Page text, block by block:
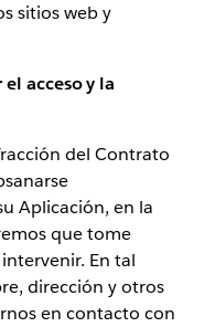
sitios web y
acceso y la
del Contrato
Aplicación, en la
que tome
En tal
dirección y otros
en contacto con